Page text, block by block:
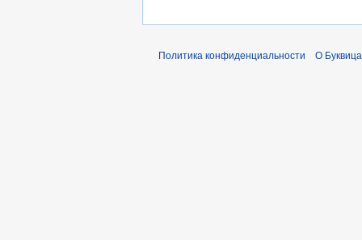
Политика конфиденциальности О Буквица